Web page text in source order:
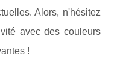
Alors, n'hésitez
avec des couleurs
!